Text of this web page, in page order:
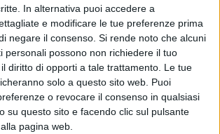
In alternativa puoi accedere a
e modificare le tue preferenze prima
negare il consenso. Si rende noto che alcuni
personali possono non richiedere il tuo
diritto di opporti a tale trattamento. Le tue
solo a questo sito web. Puoi
o revocare il consenso in qualsiasi
su questo sito e facendo clic sul pulsante
pagina web.